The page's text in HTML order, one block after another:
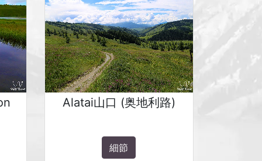
Alatai山口 (奥地利路)
細節